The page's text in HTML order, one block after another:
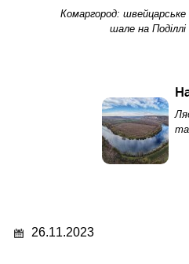
Комаргород: швейцарське
шале на Поділлі
та
26.11.2023